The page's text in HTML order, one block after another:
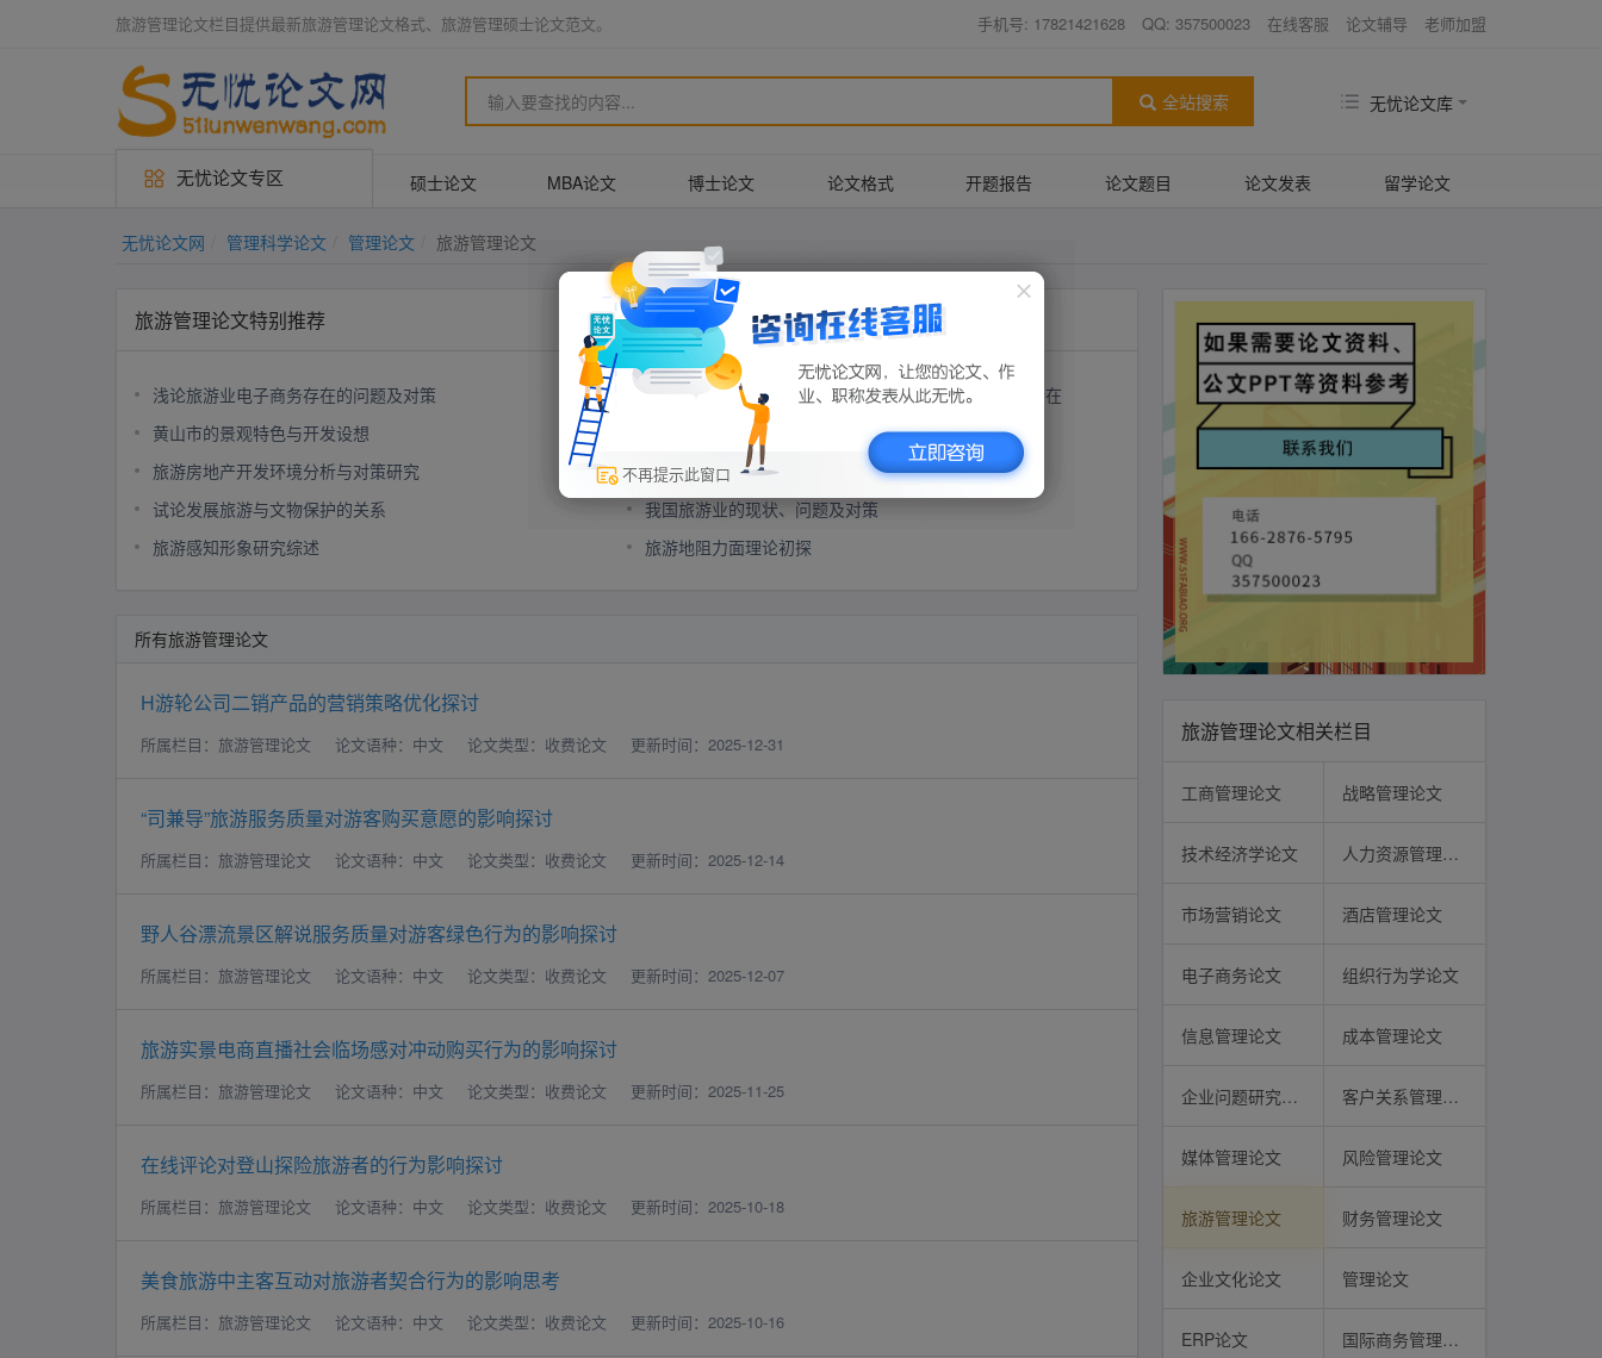
旅游管理论文栏目提供最新旅游管理论文格式、旅游管理硕士论文范文。 手机号: 17821421628 QQ: 357500023 在线客服 论文辅导 老师加盟
无忧论文库
全站搜索
无忧论文专区 硕士论文 MBA论文 博士论文 论文格式 开题报告 论文题目 论文发表 留学论文
无忧论文网 管理科学论文 管理论文 旅游管理论文
旅游管理论文特别推荐
浅论旅游业电子商务存在的问题及对策
中美两国在风景名胜区管理上的异同点及各自的优势所在
黄山市的景观特色与开发设想
2008年奥运会对青岛旅游业的影响
旅游房地产开发环境分析与对策研究
外资加速进入中国旅游业
试论发展旅游与文物保护的关系
我国旅游业的现状、问题及对策
旅游感知形象研究综述
旅游地阻力面理论初探
所有旅游管理论文
H游轮公司二销产品的营销策略优化探讨
所属栏目：旅游管理论文 论文语种：中文 论文类型：收费论文 更新时间：2025-12-31
“司兼导”旅游服务质量对游客购买意愿的影响探讨
所属栏目：旅游管理论文 论文语种：中文 论文类型：收费论文 更新时间：2025-12-14
野人谷漂流景区解说服务质量对游客绿色行为的影响探讨
所属栏目：旅游管理论文 论文语种：中文 论文类型：收费论文 更新时间：2025-12-07
旅游实景电商直播社会临场感对冲动购买行为的影响探讨
所属栏目：旅游管理论文 论文语种：中文 论文类型：收费论文 更新时间：2025-11-25
在线评论对登山探险旅游者的行为影响探讨
所属栏目：旅游管理论文 论文语种：中文 论文类型：收费论文 更新时间：2025-10-18
美食旅游中主客互动对旅游者契合行为的影响思考
所属栏目：旅游管理论文 论文语种：中文 论文类型：收费论文 更新时间：2025-10-16
旅游管理论文相关栏目
工商管理论文 战略管理论文
技术经济学论文 人力资源管理论文
市场营销论文 酒店管理论文
电子商务论文 组织行为学论文
信息管理论文 成本管理论文
企业问题研究论文 客户关系管理论文
媒体管理论文 风险管理论文
旅游管理论文 财务管理论文
企业文化论文 管理论文
ERP论文 国际商务管理论文
不再提示此窗口